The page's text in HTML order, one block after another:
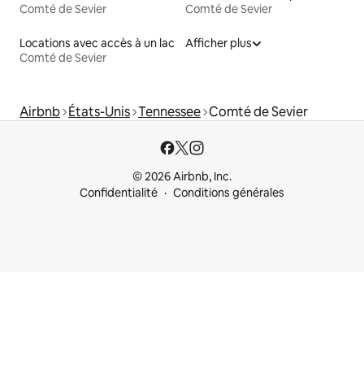
Comté de Sevier
Comté de Sevier
Locations avec accès à un lac
Comté de Sevier
Afficher plus
Airbnb États-Unis Tennessee Comté de Sevier
© 2026 Airbnb, Inc.
Confidentialité
Conditions générales